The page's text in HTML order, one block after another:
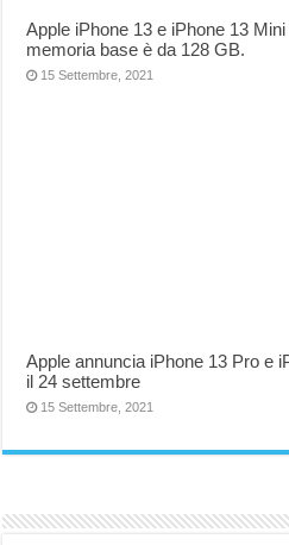
Apple iPhone 13 e iPhone 13
memoria base è da 128 GB.
15 Settembre, 2021
Apple annuncia iPhone 13 Pro e
il 24 settembre
15 Settembre, 2021